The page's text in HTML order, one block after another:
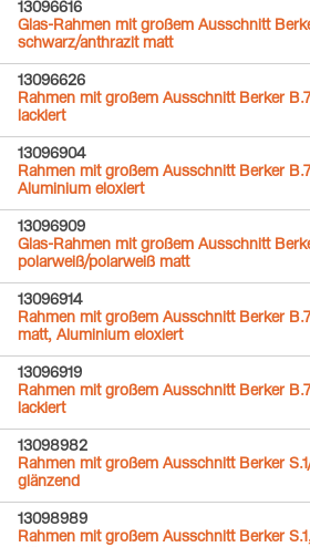
13096616
Glas-Rahmen mit großem Ausschnitt
schwarz/anthrazit matt
13096626
Rahmen mit großem Ausschnitt Berker
lackiert
13096904
Rahmen mit großem Ausschnitt Berker
Aluminium eloxiert
13096909
Glas-Rahmen mit großem Ausschnitt
polarweiß/polarweiß matt
13096914
Rahmen mit großem Ausschnitt Berker
matt, Aluminium eloxiert
13096919
Rahmen mit großem Ausschnitt Berker
lackiert
13098982
Rahmen mit großem Ausschnitt Berker
glänzend
13098989
Rahmen mit großem Ausschnitt Berker